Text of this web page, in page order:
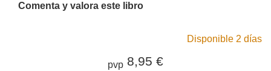
Comenta y valora este libro
Disponible 2 días
pvp 8,95 €